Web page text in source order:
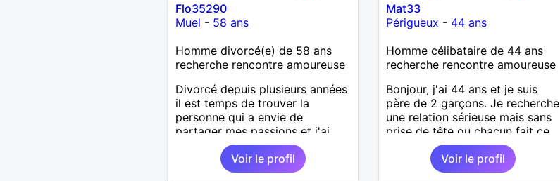
Flo35290
Muel - 58 ans
Homme divorcé(e) de 58 ans
recherche rencontre amoureuse
Divorcé depuis plusieurs années
il est temps de trouver la
personne qui a envie de
partager mes passions et j'ai
envie de partager ses passions
aussi . A bientôt pour de
nouvelles aventures
Voir le profil
Mat33
Périgueux - 44 ans
Homme célibataire de 44 ans
recherche rencontre amoureuse
Bonjour, j'ai 44 ans et je suis
père de 2 garçons. Je recherche
une relation sérieuse mais sans
prise de tête ou chacun fait ce
qu'il veut quand il veut. Aucune
obligation de vivre ensemble
même si ça se passe très bien.
Voir le profil